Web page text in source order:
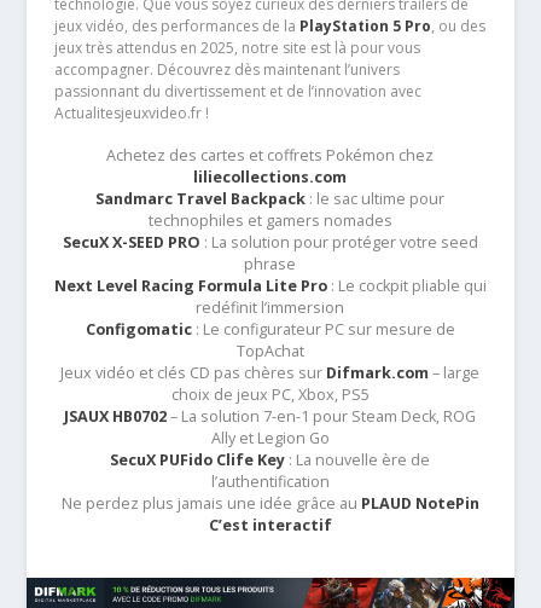
jeux vidéo, des performances de la PlayStation 5 Pro, ou des
jeux très attendus en 2025, notre site est là pour vous
accompagner. Découvrez dès maintenant l’univers
passionnant du divertissement et de l’innovation avec
Actualitesjeuxvideo.fr !
Achetez des cartes et coffrets Pokémon chez
liliecollections.com
Sandmarc Travel Backpack : le sac ultime pour
technophiles et gamers nomades
SecuX X-SEED PRO : La solution pour protéger votre seed
phrase
Next Level Racing Formula Lite Pro: Le cockpit pliable qui
redéfinit l’immersion
Configomatic: Le configurateur PC sur mesure de
TopAchat
Jeux vidéo et clés CD pas chères sur Difmark.com – large
choix de jeux PC, Xbox, PS5
JSAUX HB0702– La solution 7-en-1 pour Steam Deck, ROG
Ally et Legion Go
SecuX PUFido Clife Key : La nouvelle ère de
l’authentification
Ne perdez plus jamais une idée grâce au PLAUD NotePin
C’est interactif